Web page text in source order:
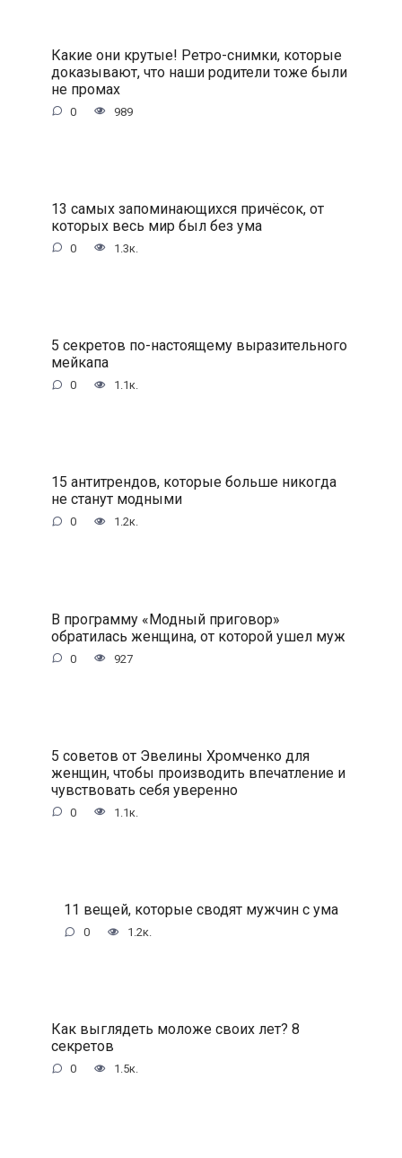
Какие они крутые! Ретро-снимки, которые
доказывают, что наши родители тоже были
не промах
0 989
13 самых запоминающихся причёсок, от
которых весь мир был без ума
0 1.3к.
5 секретов по-настоящему выразительного
мейкапа
0 1.1к.
15 антитрендов, которые больше никогда
не станут модными
0 1.2к.
В программу «Модный приговор»
обратилась женщина, от которой ушел муж
0 927
5 советов от Эвелины Хромченко для
женщин, чтобы производить впечатление и
чувствовать себя уверенно
0 1.1к.
11 вещей, которые сводят мужчин с ума
0 1.2к.
Как выглядеть моложе своих лет? 8
секретов
0 1.5к.